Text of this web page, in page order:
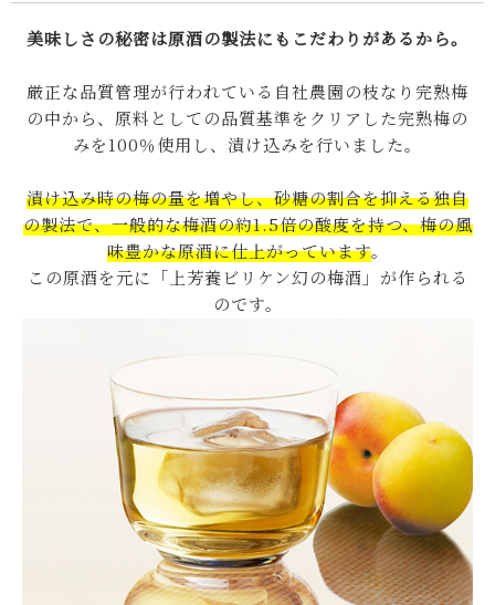
美味しさの秘密は原酒の製法にもこだわりがあるから。
厳正な品質管理が行われている自社農園の枝なり完熟梅
の中から、原料としての品質基準をクリアした完熟梅の
みを100％使用し、漬け込みを行いました。
漬け込み時の梅の量を増やし、砂糖の割合を抑える独自
の製法で、一般的な梅酒の約1.5倍の酸度を持つ、梅の風
味豊かな原酒に仕上がっています。
この原酒を元に「上芳養ビリケン幻の梅酒」が作られる
のです。